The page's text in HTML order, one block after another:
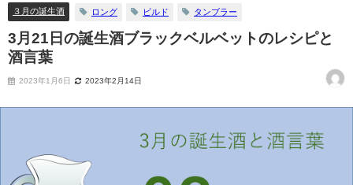
３月の誕生酒 ロング ビルド タンブラー
3月21日の誕生酒ブラックベルベットのレシピと
酒言葉
2023年1月6日 2023年2月14日